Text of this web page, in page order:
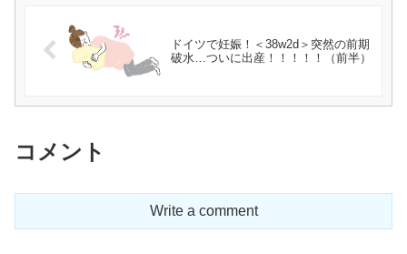
ドイツで妊娠！＜38w2d＞突然の前期
破水…ついに出産！！！！！（前半）
コメント
Write a comment